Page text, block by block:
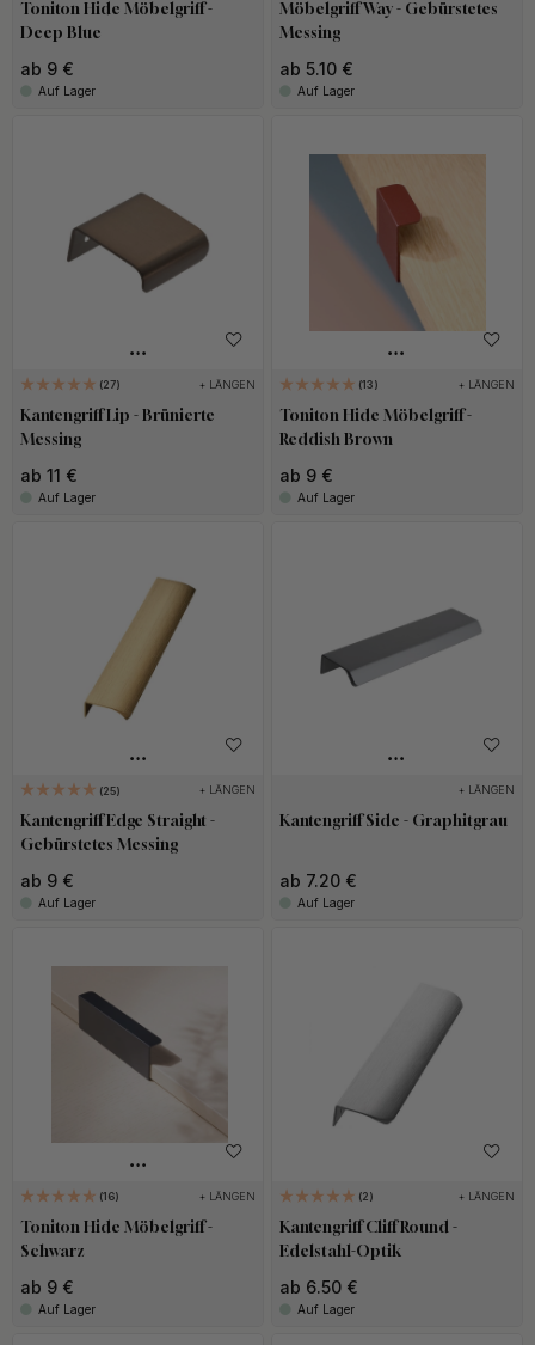
Toniton Hide Möbelgriff -
Deep Blue
ab 9 €
Auf Lager
Möbelgriff Way - Gebürstetes
Messing
ab 5.10 €
Auf Lager
27 + LÄNGEN
Kantengriff Lip - Brünierte
Messing
ab 11 €
Auf Lager
13 + LÄNGEN
Toniton Hide Möbelgriff -
Reddish Brown
ab 9 €
Auf Lager
25 + LÄNGEN
Kantengriff Edge Straight -
Gebürstetes Messing
ab 9 €
Auf Lager
+ LÄNGEN
Kantengriff Side - Graphitgrau
ab 7.20 €
Auf Lager
16 + LÄNGEN
Toniton Hide Möbelgriff -
Schwarz
ab 9 €
Auf Lager
2 + LÄNGEN
Kantengriff Cliff Round -
Edelstahl-Optik
ab 6.50 €
Auf Lager